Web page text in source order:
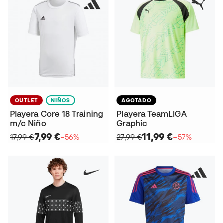
OUTLET NIÑOS
Playera Core 18 Training
m/c Niño
17,99 €7,99 €−56%
AGOTADO
Playera TeamLIGA
Graphic
27,99 €11,99 €−57%